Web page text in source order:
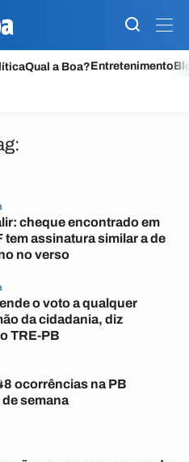
Qual a Boa?Entretenimento
cheque encontrado em
tem assinatura similar a de
no verso
o voto a qualquer
da cidadania, diz
TRE-PB
ocorrências na PB
semana